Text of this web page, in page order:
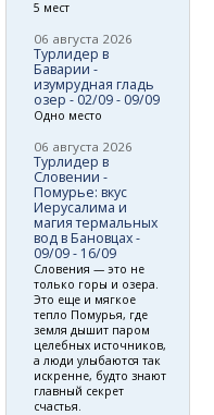
5 мест
06 августа 2026
Турлидер в
Баварии -
изумрудная гладь
озер - 02/09 - 09/09
Одно место
06 августа 2026
Турлидер в
Словении -
Помурье: вкус
Иерусалима и
магия термальных
вод в Бановцах -
09/09 - 16/09
Словения — это не
только горы и озера.
Это еще и мягкое
тепло Помурья, где
земля дышит паром
целебных источников,
а люди улыбаются так
искренне, будто знают
главный секрет
счастья.